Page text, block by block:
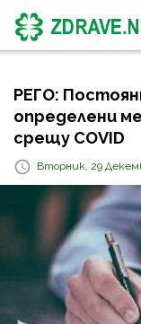
РЕГО:
определени
срещу COVID
Вторник, 29